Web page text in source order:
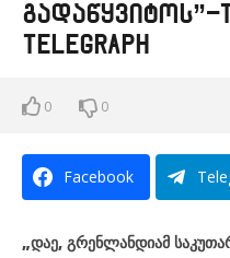
გადაწყვიტოს”-
Telegraph
0 0
Facebook
„დაე, გრენლანდიამ